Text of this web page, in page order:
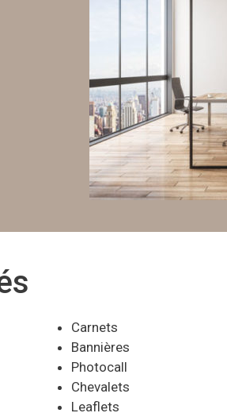
Carnets
Bannières
Photocall
Chevalets
Leaflets